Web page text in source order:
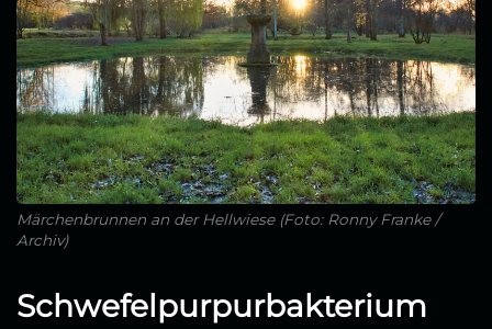
Märchenbrunnen an der Hellwiese (Foto: Ronny Franke /
Archiv)
Schwefelpurpurbakterium